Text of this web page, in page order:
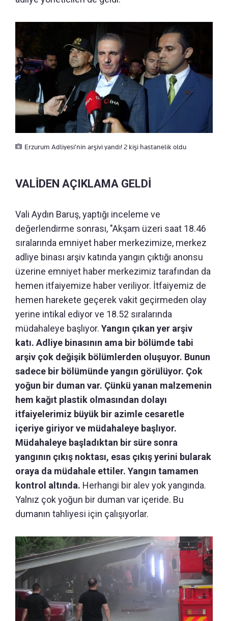
Erzurum Adliyesi'nin arşivi yandı! 2 kişi hastanelik oldu
VALİDEN AÇIKLAMA GELDİ
Vali Aydın Baruş, yaptığı inceleme ve
değerlendirme sonrası, "Akşam üzeri saat 18.46
sıralarında emniyet haber merkezimize, merkez
adliye binası arşiv katında yangın çıktığı anonsu
üzerine emniyet haber merkezimiz tarafından da
hemen itfaiyemize haber veriliyor. İtfaiyemiz de
hemen harekete geçerek vakit geçirmeden olay
yerine intikal ediyor ve 18.52 sıralarında
müdahaleye başlıyor. Yangın çıkan yer arşiv
katı. Adliye binasının ama bir bölümde tabi
arşiv çok değişik bölümlerden oluşuyor. Bunun
sadece bir bölümünde yangın görülüyor. Çok
yoğun bir duman var. Çünkü yanan malzemenin
hem kağıt plastik olmasından dolayı
itfaiyelerimiz büyük bir azimle cesaretle
içeriye giriyor ve müdahaleye başlıyor.
Müdahaleye başladıktan bir süre sonra
yangının çıkış noktası, esas çıkış yerini bularak
oraya da müdahale ettiler. Yangın tamamen
kontrol altında. Herhangi bir alev yok yangında.
Yalnız çok yoğun bir duman var içeride. Bu
dumanın tahliyesi için çalışıyorlar.